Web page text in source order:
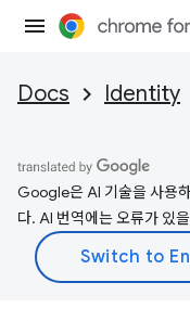
Docs Identity
Google은 AI 기술을 사용
다. AI 번역에는 오류가 있